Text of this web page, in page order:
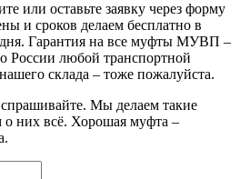
или оставьте заявку через форму
и сроков делаем бесплатно в
дня. Гарантия на все муфты МУВП –
России любой транспортной
склада – тоже пожалуйста.
Мы делаем такие
них всё. Хорошая муфта –